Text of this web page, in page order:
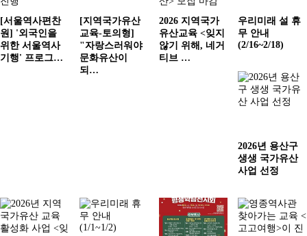
[서울역사편찬
원] '외국인을
위한 서울역사
기행' 프로그…
[지역국가유산
교육-토의형]
"자랑스러워야
문화유산이
되…
2026 지역국가
유산교육 <잊지
않기 위해, 네거
티브 …
우리미래 설 휴
무 안내
(2/16~2/18)
2026년 용산구
생생 국가유산
사업 선정